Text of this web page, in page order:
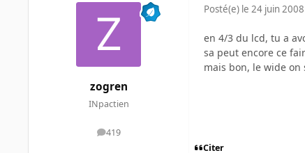
zogren
INpactien
419
messages
Posté(e) le 24 juin 2008
en 4/3 du lcd, tu a
sa peut encore ce
mais bon, le wide
Citer